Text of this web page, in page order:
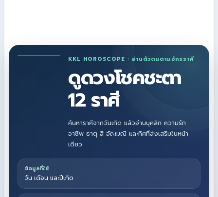
KKL HOROSCOPE · อ่านตัวตนตามจักรราศี
ดูดวงโชคชะตา
12 ราศี
ค้นหาราศีจากวันเกิด แล้วอ่านบุคลิก ความรัก
อาชีพ ธาตุ สี อัญมณี และทิศที่ส่งเสริมในหน้า
เดียว
ข้อมูลที่ใช้
วัน เดือน และปีเกิด